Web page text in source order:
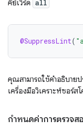
คีย์เวิร์ด all
@SuppressLint(
คุณสามารถใช้คำอธิบาย
เครื่องมือวิเคราะห์ซอร์
กำหนดค่าการตรวจส